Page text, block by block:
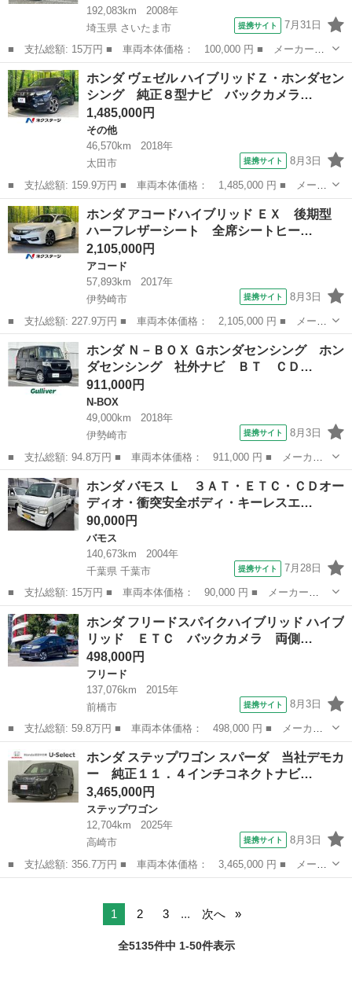
192,083km
2008年
埼玉県 さいたま市
提携サイト 7月31日
■ 支払総額: 15万円 ■ 車両本体価格： 100,000 円 ■ メーカー
名： ホンダ ■ 車種名： バモス ■ グレード名： Ｍ ■ 排気
量： 660cc ■ ドア枚数： 5D ■ ミッション： AT3速 ■ 店舗P...
埼玉 さいたま市 バモス
ホンダ ヴェゼル ハイブリッドＺ・ホンダセン
シング 純正８型ナビ バックカメラ…
1,485,000円
その他
46,570km
2018年
太田市
提携サイト 8月3日
■ 支払総額: 159.9万円 ■ 車両本体価格： 1,485,000 円 ■ メーカ
ー名： ホンダ ■ 車種名： ヴェゼル ■ グレード名： ハイブリ
ッドＺ・ホンダセンシング 純正８型ナビ バックカメラ ドラレ
コ ＥＴＣ...
群馬 太田市 その他
ホンダ アコードハイブリッド ＥＸ 後期型
ハーフレザーシート 全席シートヒー…
2,105,000円
アコード
57,893km
2017年
伊勢崎市
提携サイト 8月3日
■ 支払総額: 227.9万円 ■ 車両本体価格： 2,105,000 円 ■ メーカ
ー名： ホンダ ■ 車種名： アコードハイブリッド ■ グレード
名： ＥＸ 後期型 ハーフレザーシート 全席シートヒーター メ
モリーシー...
群馬 伊勢崎市 アコード
ホンダ Ｎ－ＢＯＸ Ｇホンダセンシング ホン
ダセンシング 社外ナビ ＢＴ ＣＤ…
911,000円
N-BOX
49,000km
2018年
伊勢崎市
提携サイト 8月3日
■ 支払総額: 94.8万円 ■ 車両本体価格： 911,000 円 ■ メーカー
名： ホンダ ■ 車種名： Ｎ－ＢＯＸ ■ グレード名： Ｇホンダ
センシング ホンダセンシング 社外ナビ ＢＴ ＣＤ ワンセグ
バックカメラ...
群馬 伊勢崎市 N-BOX
ホンダ バモス Ｌ ３ＡＴ・ＥＴＣ・ＣＤオー
ディオ・衝突安全ボディ・キーレスエ…
90,000円
バモス
140,673km
2004年
千葉県 千葉市
提携サイト 7月28日
■ 支払総額: 15万円 ■ 車両本体価格： 90,000 円 ■ メーカー
名： ホンダ ■ 車種名： バモス ■ グレード名： Ｌ ３ＡＴ・
ＥＴＣ・ＣＤオーディオ・衝突安全ボディ・キーレスエントリー ■
排気量： 660...
千葉 千葉市 バモス
ホンダ フリードスパイクハイブリッド ハイブ
リッド ＥＴＣ バックカメラ 両側…
498,000円
フリード
137,076km
2015年
前橋市
提携サイト 8月3日
■ 支払総額: 59.8万円 ■ 車両本体価格： 498,000 円 ■ メーカー
名： ホンダ ■ 車種名： フリードスパイクハイブリッド ■ グレ
ード名： ハイブリッド ＥＴＣ バックカメラ 両側スライドド
ア ＨＩＤ キ...
群馬 フリード
ホンダ ステップワゴン スパーダ 当社デモカ
ー 純正１１．４インチコネクトナビ…
3,465,000円
ステップワゴン
12,704km
2025年
高崎市
提携サイト 8月3日
■ 支払総額: 356.7万円 ■ 車両本体価格： 3,465,000 円 ■ メーカ
ー名： ホンダ ■ 車種名： ステップワゴン ■ グレード名： ス
1 2 3 ... 次へ
全5135件中 1-50件表示